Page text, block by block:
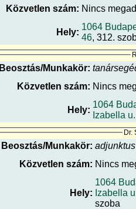
Közvetlen szám: Nincs
Hely:
1064
46, 312.
Beosztás/Munkakör:
Közvetlen szám: Nincs
Hely:
1064
Izabella
Dr.
Beosztás/Munkakör: adjunktus
Közvetlen szám: Nincs
Hely:
1064
Izabella
szoba